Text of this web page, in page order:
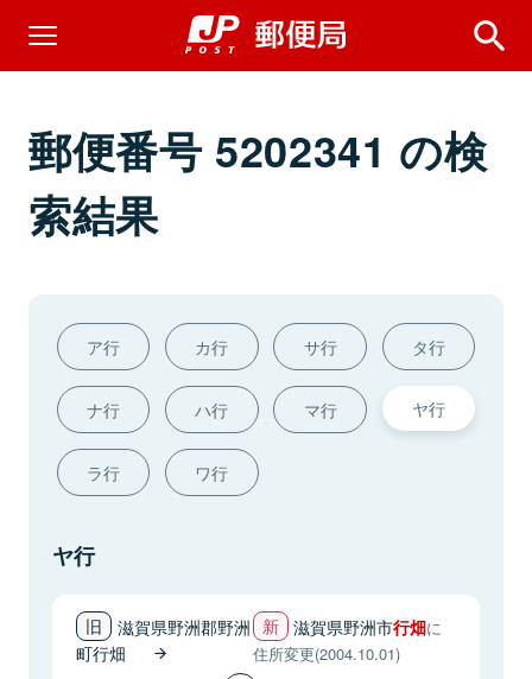
郵便番号 5202341 の検
索結果
ア行 カ行 サ行 タ行
ナ行 ハ行 マ行 ヤ行
ラ行 ワ行
ヤ行
滋賀県野洲郡野洲
町行畑
滋賀県野洲市行畑に
住所変更(2004.10.01)